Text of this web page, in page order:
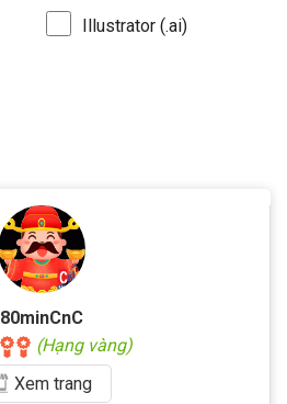
Illustrator (.ai)
80minCnC
(Hạng vàng)
Xemtrang